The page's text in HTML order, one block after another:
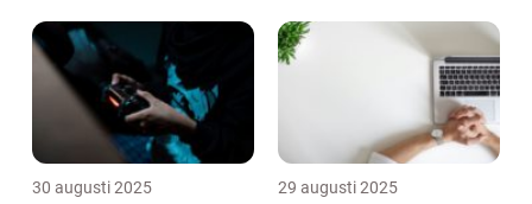
30 augusti 2025 29 augusti 2025